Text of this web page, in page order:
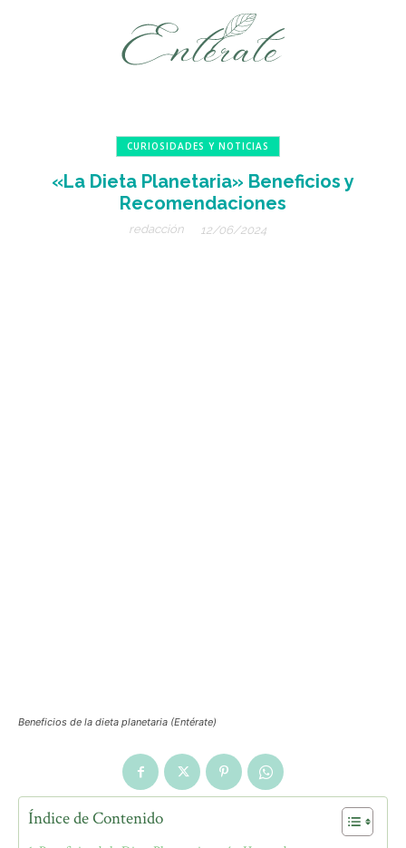
CURIOSIDADES Y NOTICIAS
«La Dieta Planetaria» Beneficios y
Recomendaciones
redacción 12/06/2024
Beneficios de la dieta planetaria (Entérate)
Índice de Contenido